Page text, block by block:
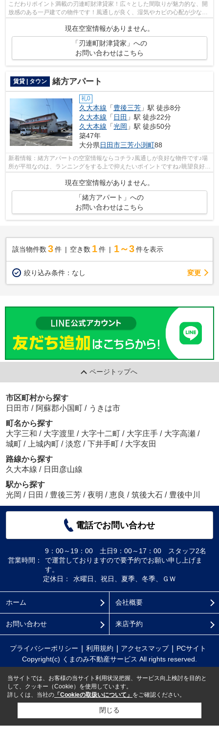
こだわりポイント満載の刃連町財津貸家！広々とした間取りが魅力的な、開
放感のある一戸建ての物件です！風通しが良く、湿気やカビの心配が少ない
現在空室情報がありません。
「刃連町財津貸家」への
お問い合わせはこちら
賃貸 | タウン 緒方アパート
礼0
久大本線 「豊後三芳 」駅 徒歩8分
久大本線 「 日田 」駅 徒歩22分
久大本線 「光岡 」駅 徒歩50分
築47年
大分県日田市三芳小渕町88
新着情報：緒方アパートの空室情報ならコチラ♪風通しが良好な物件です♪場
所が平坦なのは、ランニングをする上で抑えたいポイントですね♪眺望良好な
物件です♪当社スタッフが地域の賃貸...
現在空室情報がありません。
「緒方アパート」への
お問い合わせはこちら
該当物件数 3件 空き数 1 件 1～3 件を表示
絞り込み条件： なし 変更
ページトップへ
市区町村から探す
日田市 / 阿蘇郡小国町 / うきは市
町名から探す
大字三和 / 大字渡里 / 大字十二町 / 大字庄手 / 大字高瀬 /
城町 / 上城内町 / 淡窓 / 下井手町 / 大字友田
路線から探す
久大本線 / 日田彦山線
駅から探す
光岡 / 日田 / 豊後三芳 / 夜明 / 恵良 / 筑後大石 / 豊後中川
電話でお問い合わせ
営業時間：
9：00～19：00 土日9：00～17：00 スタッフ2名
で運営しておりますので要予約でお願い申し上げま
す。
定休日：
水曜日、祝日、夏季、冬季、ＧＷ
ホーム 会社概要
お問い合わせ 来店予約
プライバシーポリシー 利用規約 アクセスマップ
PCサイト
Copyright(c) くまのみ不動産サービス All rights reserved.
当サイトでは、お客様の当サイト利用状況把握、サービス向上検討を目的と
して、クッキー（Cookie）を使用しています。
詳しくは、当社の 「Cookieの取扱いについて」 をご確認ください。
閉じる